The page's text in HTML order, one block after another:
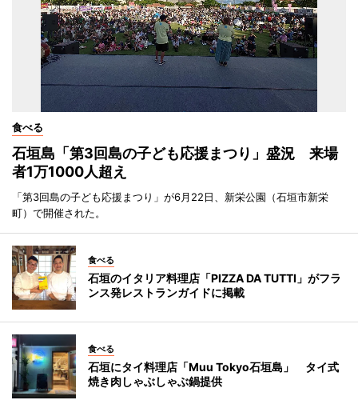
食べる
石垣島「第3回島の子ども応援まつり」盛況 来場
者1万1000人超え
「第3回島の子ども応援まつり」が6月22日、新栄公園（石垣市新栄
町）で開催された。
食べる
石垣のイタリア料理店「PIZZA DA TUTTI」がフラ
ンス発レストランガイドに掲載
食べる
石垣にタイ料理店「Muu Tokyo石垣島」 タイ式
焼き肉しゃぶしゃぶ鍋提供